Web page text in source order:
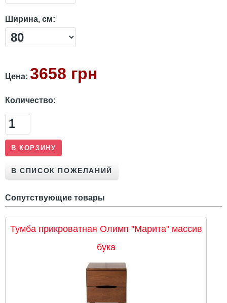
Ширина, см:
Цена: 3658 грн
Количество:
Сопутствующие товары
Тумба прикроватная Олимп "Марита" массив
бука